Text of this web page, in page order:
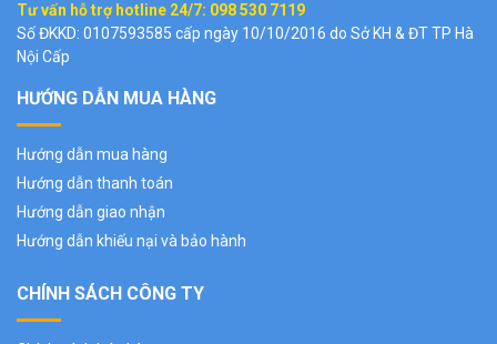
Tư vấn hỗ trợ hotline 24/7: 098 530 7119
Số ĐKKD: 0107593585 cấp ngày 10/10/2016 do Sở KH & ĐT TP Hà
Nội Cấp
HƯỚNG DẪN MUA HÀNG
Hướng dẫn mua hàng
Hướng dẫn thanh toán
Hướng dẫn giao nhận
Hướng dẫn khiếu nại và bảo hành
CHÍNH SÁCH CÔNG TY